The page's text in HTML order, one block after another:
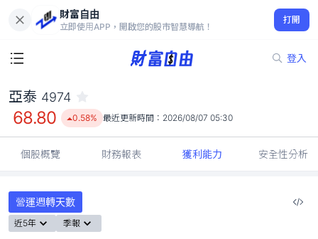
財富自由
立即使用APP，開啟您的股市智慧導航！
打開
登入
68.80
0.58%
亞泰 4974
68.80 0.58% 最近更新時間： 2026/08/07 05:30
個股概覽 財務報表 獲利能力 安全性分析
營運週轉天數
近5年 季報